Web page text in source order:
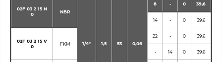
02F 03 2 15 N
0
NBR
1/4" 1,5 53 0,06
8 - 0 39,6
14 - 0 39,6
02F 03 2 15 V
0
FKM
22 - 0 39,6
- 14 0 39,6